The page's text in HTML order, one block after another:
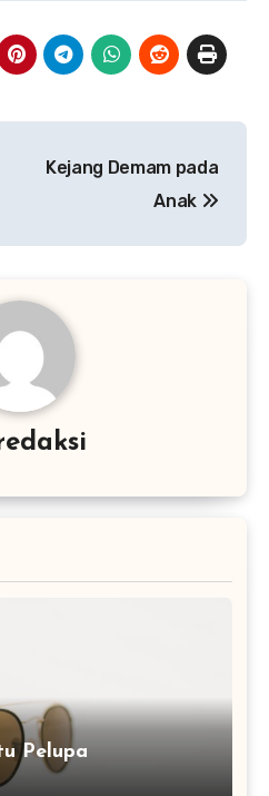
Kejang Demam pada
Anak
Pelupa